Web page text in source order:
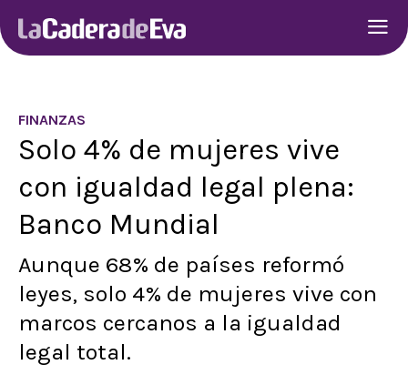
FINANZAS
Solo 4% de mujeres vive
con igualdad legal plena:
Banco Mundial
Aunque 68% de países reformó
leyes, solo 4% de mujeres vive con
marcos cercanos a la igualdad
legal total.